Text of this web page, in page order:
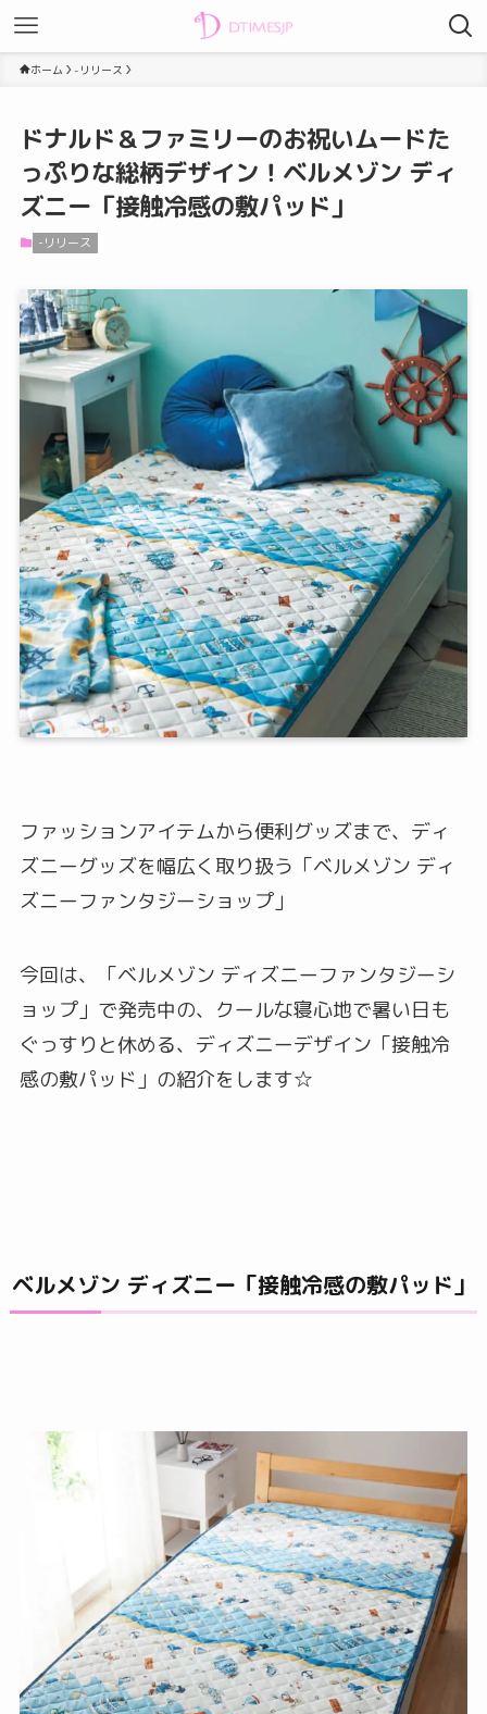
ホーム -リリース
ドナルド＆ファミリーのお祝いムードた
っぷりな総柄デザイン！ベルメゾン ディ
ズニー「接触冷感の敷パッド」
-リリース
ファッションアイテムから便利グッズまで、ディ
ズニーグッズを幅広く取り扱う「ベルメゾン ディ
ズニーファンタジーショップ」
今回は、「ベルメゾン ディズニーファンタジーシ
ョップ」で発売中の、クールな寝心地で暑い日も
ぐっすりと休める、ディズニーデザイン「接触冷
感の敷パッド」の紹介をします☆
ベルメゾン ディズニー「接触冷感の敷パッド」